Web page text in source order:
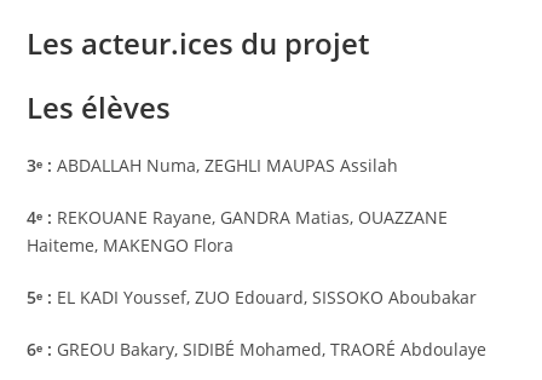
Les acteur.ices du projet
Les élèves
3ᵉ :ABDALLAH Numa, ZEGHLI MAUPAS Assilah
4ᵉ : REKOUANE Rayane, GANDRA Matias, OUAZZANE
Haiteme, MAKENGO Flora
5ᵉ : EL KADI Youssef, ZUO Edouard, SISSOKO Aboubakar
6ᵉ : GREOU Bakary, SIDIBÉ Mohamed, TRAORÉ Abdoulaye